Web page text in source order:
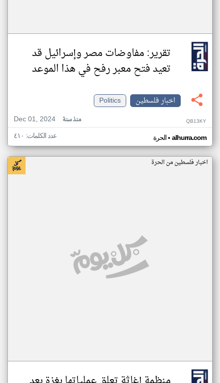
تقرير: مفاوضات مصر وإسرائيل قد
تعيد فتح معبر رفح في هذا الموعد
اخبار فلسطين
Politics
Dec 01, 2024
منذ سنة QB13KY
الحرة• alhurra.com عدد الكلمات: ٤١٠
اخبار فلسطين من الحرة